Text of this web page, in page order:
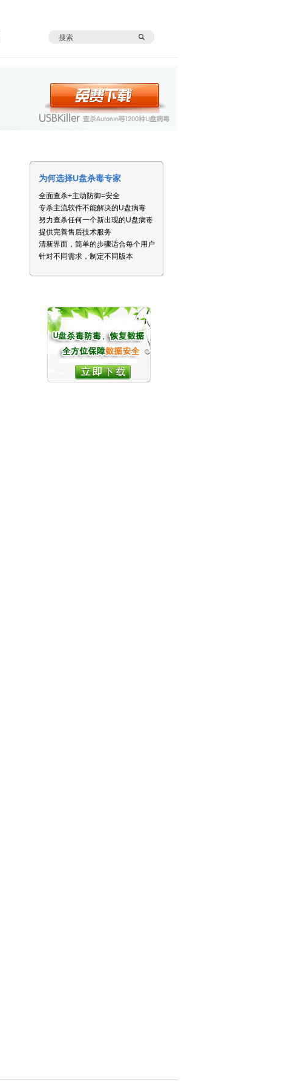
为何选择U盘杀毒专家
全面查杀+主动防御=安全
专杀主流软件不能解决的U盘病毒
努力查杀任何一个新出现的U盘病毒
提供完善售后技术服务
清新界面，简单的步骤适合每个用户
针对不同需求，制定不同版本